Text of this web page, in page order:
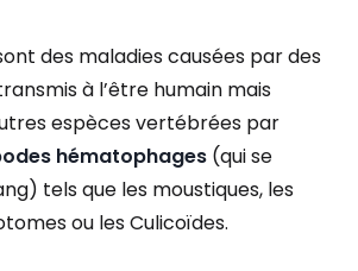
des maladies causées par des
à l’être humain mais
espèces vertébrées par
hématophages (qui se
tels que les moustiques, les
ou les Culicoïdes.